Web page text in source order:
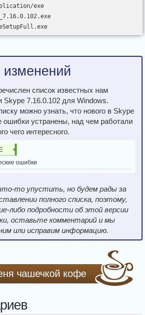
exe
изменений
список известных нам
Skype 7.16.0.102 для Windows.
можно узнать, что нового в Skype
ошибки устранены, над чем работали
чего интересного.
ошибки
то упустить, но будем рады за
полного списка, поэтому,
либо подробности об этой версии
оставьте комментарий и мы
или исправим информацию.
чашечкой кофе